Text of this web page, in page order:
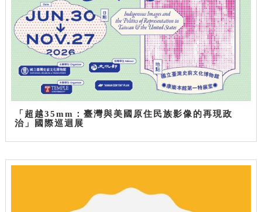
「超越35mm：臺灣與美國原住民族影像的再現政
治」國際巡迴展